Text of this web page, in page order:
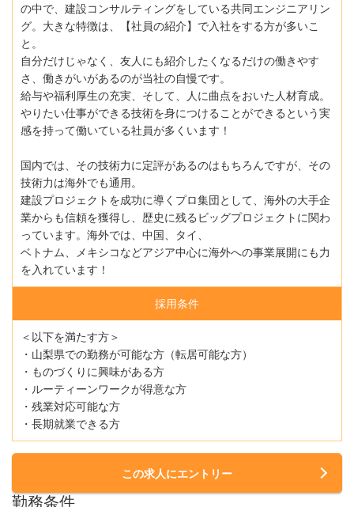
の中で、建設コンサルティングをしている共同エンジニアリン
グ。大きな特徴は、【社員の紹介】で入社をする方が多いこ
と。
自分だけじゃなく、友人にも紹介したくなるだけの働きやす
さ、働きがいがあるのが当社の自慢です。
給与や福利厚生の充実、そして、人に曲点をおいた人材育成。
やりたい仕事ができる技術を身につけることができるという実
感を持って働いている社員が多くいます！
国内では、その技術力に定評があるのはもちろんですが、その
技術力は海外でも通用。
建設プロジェクトを成功に導くプロ集団として、海外の大手企
業からも信頼を獲得し、歴史に残るビッグプロジェクトに関わ
っています。海外では、中国、タイ、
ベトナム、メキシコなどアジア中心に海外への事業展開にも力
を入れています！
採用条件
＜以下を満たす方＞
・山梨県での勤務が可能な方（転居可能な方）
・ものづくりに興味がある方
・ルーティーンワークが得意な方
・残業対応可能な方
・長期就業できる方
この求人にエントリー
勤務条件